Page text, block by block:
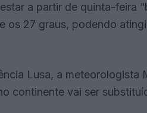
a partir de quinta-feira
os 27 graus, podendo
Lusa, a
continente vai ser